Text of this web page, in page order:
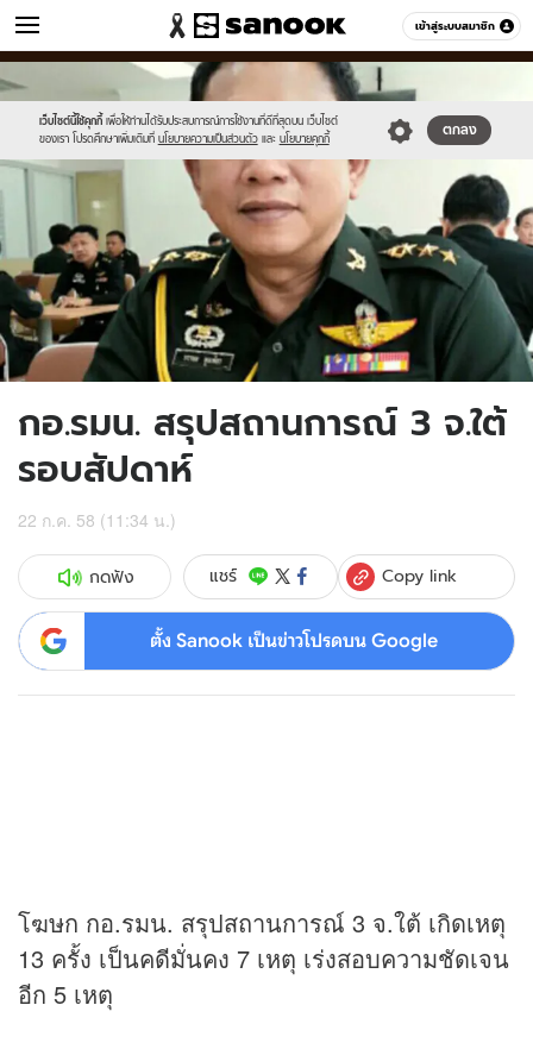
เข้าสู่ระบบสมาชิก
ข่าว หมวดอื่นๆ
เว็บไซต์นี้ใช้คุกกี้ เพื่อให้ท่านได้รับประสบการณ์การใช้งานที่ดีที่สุดบน เว็บไซต์
ของเรา โปรดศึกษาเพิ่มเติมที่ นโยบายความเป็นส่วนตัว และ นโยบายคุกกี้
ตกลง
//s.isanook.com/sr/0/images/logo-
new-
sanook.png
//s.isanook.com/ns/0/ud/366/1834474/633722-
01.jpg
กอ.รมน. สรุปสถานการณ์ 3 จ.ใต้
รอบสัปดาห์
22 ก.ค. 58 (11:34 น.)
กดฟัง แชร์ Copy link
ตั้ง Sanook เป็นข่าวโปรดบน Google
โฆษก กอ.รมน. สรุปสถานการณ์ 3 จ.ใต้ เกิดเหตุ
13 ครั้ง เป็นคดีมั่นคง 7 เหตุ เร่งสอบความชัดเจน
อีก 5 เหตุ